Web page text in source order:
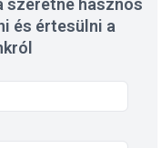
szeretne hasznos
és értesülni a